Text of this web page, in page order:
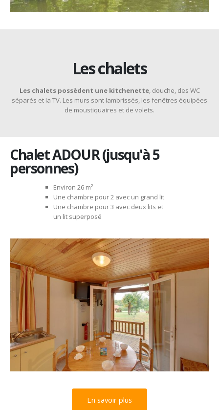
Les chalets
Les chalets possèdent une kitchenette, douche, des WC
séparés et la TV. Les murs sont lambrissés, les fenêtres équipées
de moustiquaires et de volets.
Chalet ADOUR (jusqu'à 5
personnes)
Environ 26 m²
Une chambre pour 2 avec un grand lit
Une chambre pour 3 avec deux lits et
un lit superposé
En savoir plus